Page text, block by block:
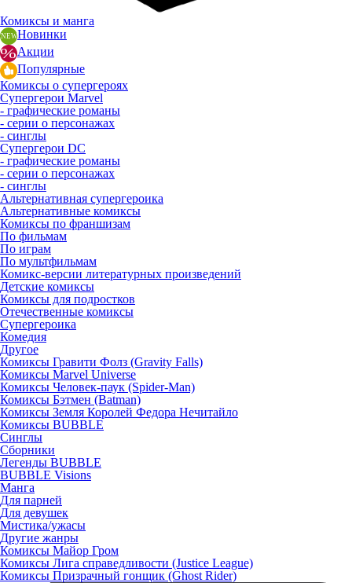
Комиксы и манга
Новинки
Акции
Популярные
Комиксы о супергероях
Супергерои Marvel
- графические романы
- серии о персонажах
- синглы
Супергерои DC
- графические романы
- серии о персонажах
- синглы
Альтернативная супергероика
Альтернативные комиксы
Комиксы по франшизам
По фильмам
По играм
По мультфильмам
Комикс-версии литературных произведений
Детские комиксы
Комиксы для подростков
Отечественные комиксы
Супергероика
Комедия
Другое
Комиксы Гравити Фолз (Gravity Falls)
Комиксы Marvel Universe
Комиксы Человек-паук (Spider-Man)
Комиксы Бэтмен (Batman)
Комиксы Земля Королей Федора Нечитайло
Комиксы BUBBLE
Синглы
Сборники
Легенды BUBBLE
BUBBLE Visions
Манга
Для парней
Для девушек
Мистика/ужасы
Другие жанры
Комиксы Майор Гром
Комиксы Лига справедливости (Justice League)
Комиксы Призрачный гонщик (Ghost Rider)